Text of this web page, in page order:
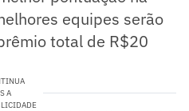
equipes serão
total de R$20
A